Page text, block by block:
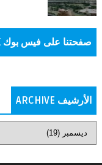
صفحتنا على فيس بوك OUR PAGE ON FACEBOOK
الأرشيف ARCHIVE